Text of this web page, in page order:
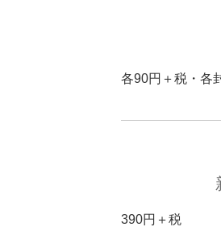
各90円＋税・各
390円＋税